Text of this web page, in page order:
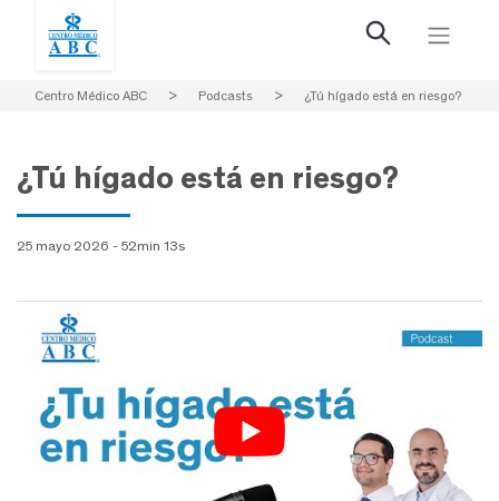
Centro Médico ABC > Podcasts > ¿Tú hígado está en riesgo?
¿Tú hígado está en riesgo?
25 mayo 2026 - 52min 13s